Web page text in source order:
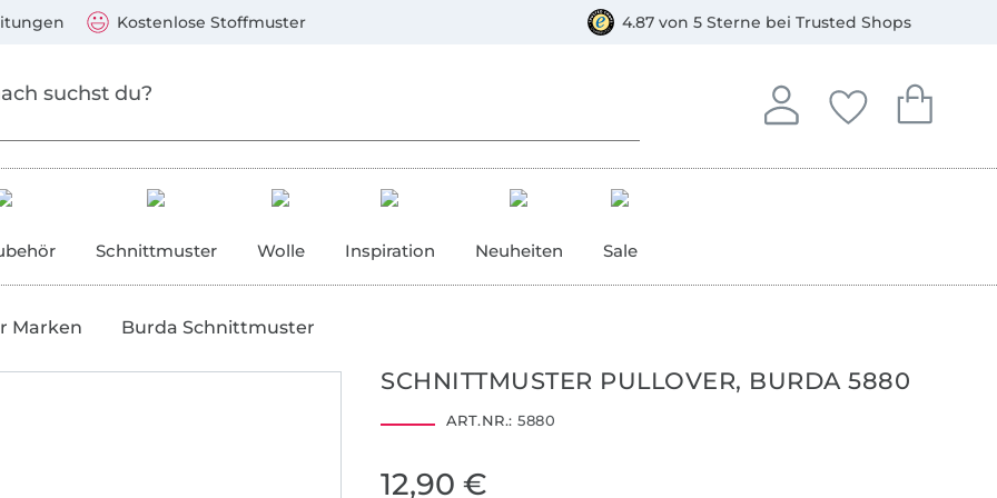
Kostenlose Stoffmuster 4.87 von 5 Sterne bei Trusted Shops
Anmelden
In deinem Konto
Deine
Du hast keine
Dein
Du hast
Schnittmuster Wolle Inspiration Neuheiten Sale
Marken Burda Schnittmuster
SCHNITTMUSTER PULLOVER, BURDA 5880
ART.NR.: 5880
12,90 €
Mastercard, PayPal, Giropay, Kauf auf Rechnung, Vorkasse